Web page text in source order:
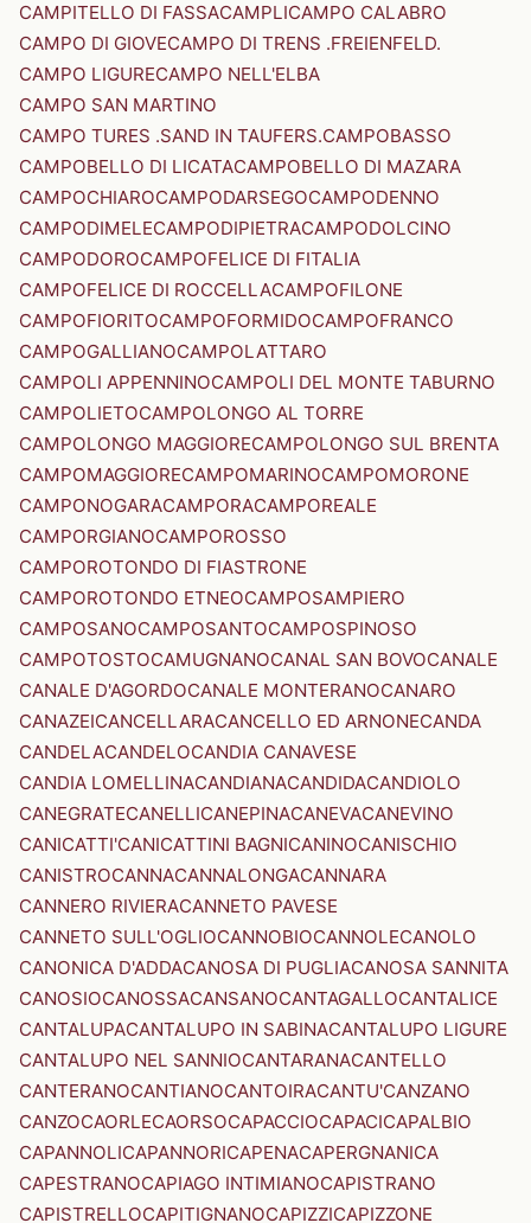
CAMPITELLO DI FASSACAMPLICAMPO CALABRO
CAMPO DI GIOVECAMPO DI TRENS .FREIENFELD.
CAMPO LIGURECAMPO NELL'ELBA
CAMPO SAN MARTINO
CAMPO TURES .SAND IN TAUFERS.CAMPOBASSO
CAMPOBELLO DI LICATACAMPOBELLO DI MAZARA
CAMPOCHIAROCAMPODARSEGOCAMPODENNO
CAMPODIMELECAMPODIPIETRACAMPODOLCINO
CAMPODOROCAMPOFELICE DI FITALIA
CAMPOFELICE DI ROCCELLACAMPOFILONE
CAMPOFIORITOCAMPOFORMIDOCAMPOFRANCO
CAMPOGALLIANOCAMPOLATTARO
CAMPOLI APPENNINOCAMPOLI DEL MONTE TABURNO
CAMPOLIETOCAMPOLONGO AL TORRE
CAMPOLONGO MAGGIORECAMPOLONGO SUL BRENTA
CAMPOMAGGIORECAMPOMARINOCAMPOMORONE
CAMPONOGARACAMPORACAMPOREALE
CAMPORGIANOCAMPOROSSO
CAMPOROTONDO DI FIASTRONE
CAMPOROTONDO ETNEOCAMPOSAMPIERO
CAMPOSANOCAMPOSANTOCAMPOSPINOSO
CAMPOTOSTOCAMUGNANOCANAL SAN BOVOCANALE
CANALE D'AGORDOCANALE MONTERANOCANARO
CANAZEICANCELLARACANCELLO ED ARNONECANDA
CANDELACANDELOCANDIA CANAVESE
CANDIA LOMELLINACANDIANACANDIDACANDIOLO
CANEGRATECANELLICANEPINACANEVACANEVINO
CANICATTI'CANICATTINI BAGNICANINOCANISCHIO
CANISTROCANNACANNALONGACANNARA
CANNERO RIVIERACANNETO PAVESE
CANNETO SULL'OGLIOCANNOBIOCANNOLECANOLO
CANONICA D'ADDACANOSA DI PUGLIACANOSA SANNITA
CANOSIOCANOSSACANSANOCANTAGALLOCANTALICE
CANTALUPACANTALUPO IN SABINACANTALUPO LIGURE
CANTALUPO NEL SANNIOCANTARANACANTELLO
CANTERANOCANTIANOCANTOIRACANTU'CANZANO
CANZOCAORLECAORSOCAPACCIOCAPACICAPALBIO
CAPANNOLICAPANNORICAPENACAPERGNANICA
CAPESTRANOCAPIAGO INTIMIANOCAPISTRANO
CAPISTRELLOCAPITIGNANOCAPIZZICAPIZZONE